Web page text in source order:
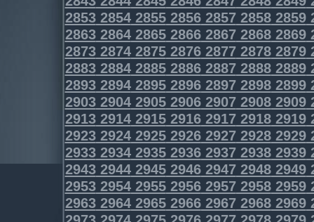
2853285428552856285728582859
2863286428652866286728682869
2873287428752876287728782879
2883288428852886288728882889
2893289428952896289728982899
2903290429052906290729082909
2913291429152916291729182919
2923292429252926292729282929
2933293429352936293729382939
2943294429452946294729482949
2953295429552956295729582959
2963296429652966296729682969